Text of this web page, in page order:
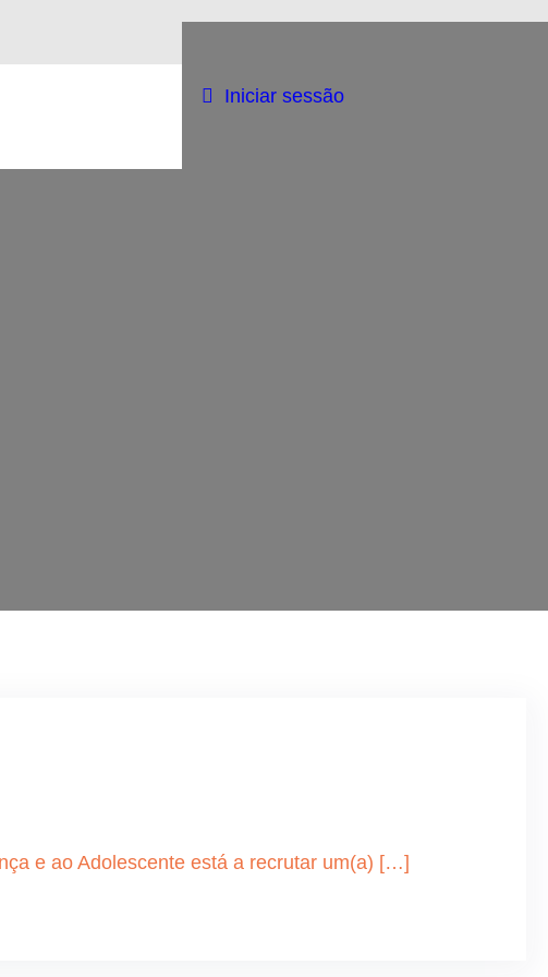
Iniciar sessão
e ao Adolescente está a recrutar um(a) […]